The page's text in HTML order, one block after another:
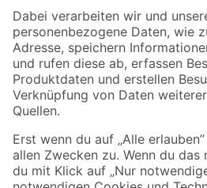
Zahlungsarten
Sicher einkaufen
Jetzt die toom-App herunterladen